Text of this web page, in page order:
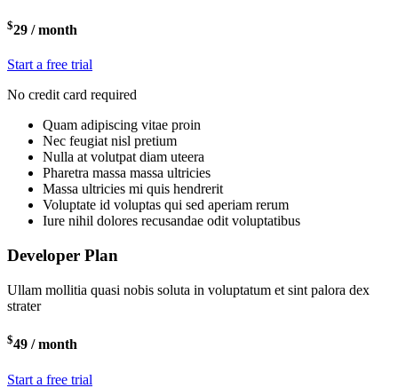
$29 / month
Start a free trial
No credit card required
Quam adipiscing vitae proin
Nec feugiat nisl pretium
Nulla at volutpat diam uteera
Pharetra massa massa ultricies
Massa ultricies mi quis hendrerit
Voluptate id voluptas qui sed aperiam rerum
Iure nihil dolores recusandae odit voluptatibus
Developer Plan
Ullam mollitia quasi nobis soluta in voluptatum et sint palora dex
strater
$49 / month
Start a free trial